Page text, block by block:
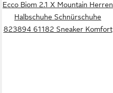
Ecco Biom 2.1 X Mountain Herren
Halbschuhe Schnürschuhe
823894 61182 Sneaker Komfort